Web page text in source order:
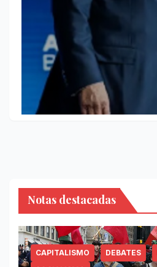
Notas destacadas
CAPITALISMO DEBATES